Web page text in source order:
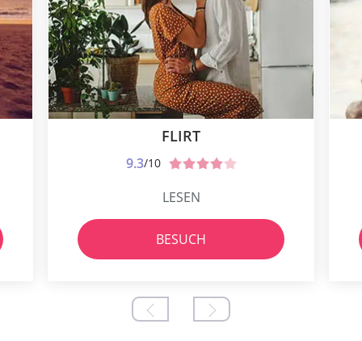
FLIRT
9.3/10
LESEN
BESUCH